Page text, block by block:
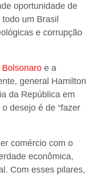
oportunidade de
um Brasil
e corrupção
e a
general Hamilton
da República em
desejo é de “fazer
comércio com o
econômica,
Com esses pilares,